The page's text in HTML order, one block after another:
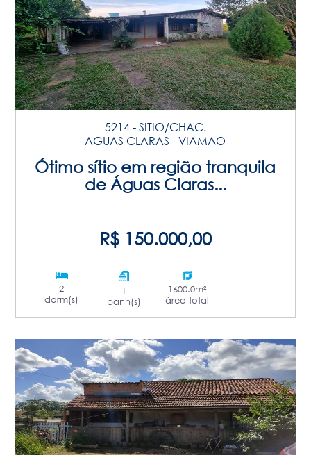
5214 - SITIO/CHAC.
AGUAS CLARAS - VIAMAO
Ótimo sítio em região tranquila
de Águas Claras...
R$ 150.000,00
2
dorm(s)
1
banh(s)
1600.0m²
área total